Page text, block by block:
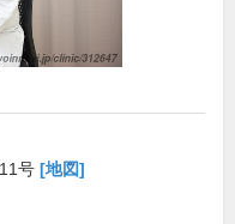
号 [地図]